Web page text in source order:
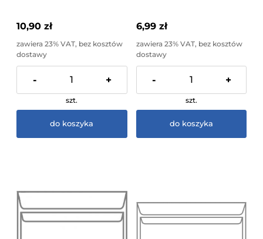
10,90 zł
zawiera 23% VAT, bez kosztów
dostawy
- +
szt.
do koszyka
6,99 zł
zawiera 23% VAT, bez kosztów
dostawy
- +
szt.
do koszyka